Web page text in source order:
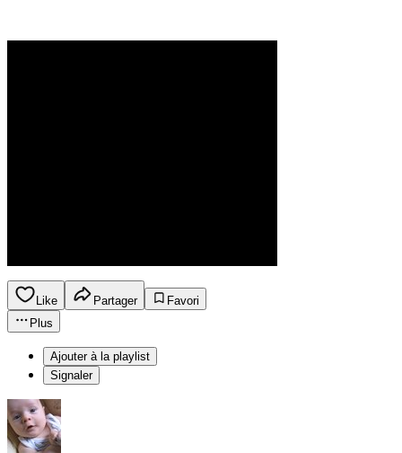
Like Partager
Favori
Plus
Ajouter à la playlist
Signaler